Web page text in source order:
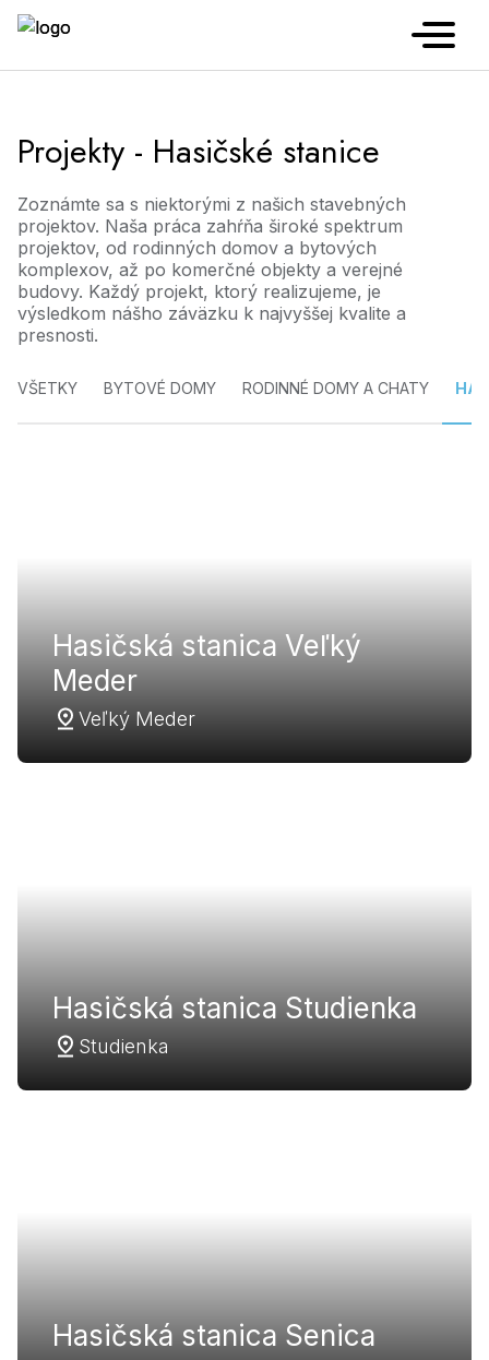
Projekty - Hasičské stanice
Zoznámte sa s niektorými z našich stavebných
projektov. Naša práca zahŕňa široké spektrum
projektov, od rodinných domov a bytových
komplexov, až po komerčné objekty a verejné
budovy. Každý projekt, ktorý realizujeme, je
výsledkom nášho záväzku k najvyššej kvalite a
presnosti.
VŠETKY BYTOVÉ DOMY RODINNÉ DOMY A CHATY
Hasičská stanica Veľký
Meder
Veľký Meder
Hasičská stanica Studienka
Studienka
Hasičská stanica Senica